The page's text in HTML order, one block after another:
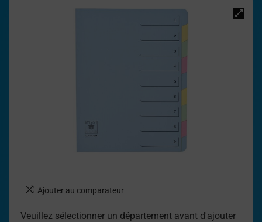
Ajouter au comparateur
Veuillez sélectionner un département avant d'ajouter